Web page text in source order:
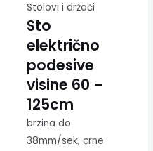
Stolovi i držači
Sto
električno
podesive
visine 60 –
125cm
brzina do
38mm/sek, crne